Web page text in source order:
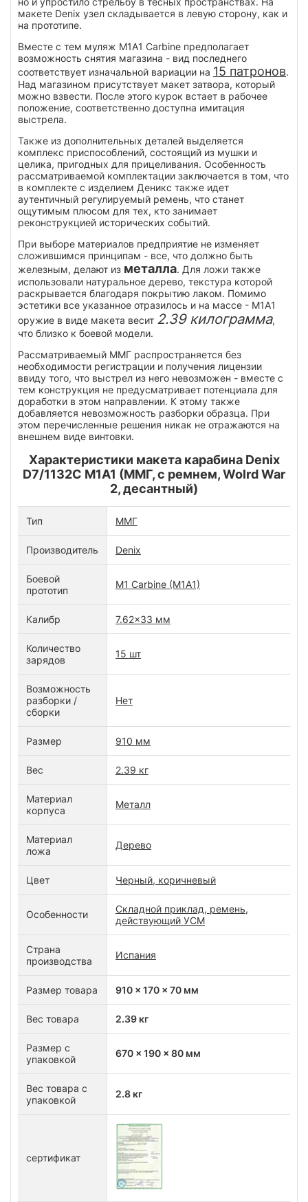
макете Denix узел складывается в левую сторону, как и
на прототипе.
Вместе с тем муляж M1A1 Carbine предполагает
возможность снятия магазина - вид последнего
соответствует изначальной вариации на 15 патронов.
Над магазином присутствует макет затвора, который
можно взвести. После этого курок встает в рабочее
положение, соответственно доступна имитация
выстрела.
Также из дополнительных деталей выделяется
комплекс приспособлений, состоящий из мушки и
целика, пригодных для прицеливания. Особенность
рассматриваемой комплектации заключается в том, что
в комплекте с изделием Деникс также идет
аутентичный регулируемый ремень, что станет
ощутимым плюсом для тех, кто занимает
реконструкцией исторических событий.
При выборе материалов предприятие не изменяет
сложившимся принципам - все, что должно быть
железным, делают из металла. Для ложи также
использовали натуральное дерево, текстура которой
раскрывается благодаря покрытию лаком. Помимо
эстетики все указанное отразилось и на массе - М1А1
оружие в виде макета весит 2.39 килограмма,
что близко к боевой модели.
Рассматриваемый ММГ распространяется без
необходимости регистрации и получения лицензии
ввиду того, что выстрел из него невозможен - вместе с
тем конструкция не предусматривает потенциала для
доработки в этом направлении. К этому также
добавляется невозможность разборки образца. При
этом перечисленные решения никак не отражаются на
внешнем виде винтовки.
Характеристики макета карабина Denix
D7/1132C M1A1 (ММГ, с ремнем, Wolrd War
2, десантный)
Тип ММГ
Производитель Denix
Боевой
прототип
M1 Carbine (M1A1)
Калибр 7.62x33 мм
Количество
зарядов
15 шт
Возможность
разборки /
сборки
Нет
Размер 910 мм
Вес 2.39 кг
Материал
корпуса
Металл
Материал
ложа
Дерево
Цвет Черный, коричневый
Особенности
Складной приклад, ремень,
действующий УСМ
Страна
производства
Испания
Размер товара 910 x 170 x 70 мм
Вес товара 2.39 кг
Размер с
упаковкой
670 x 190 x 80 мм
Вес товара с
упаковкой
2.8 кг
сертификат